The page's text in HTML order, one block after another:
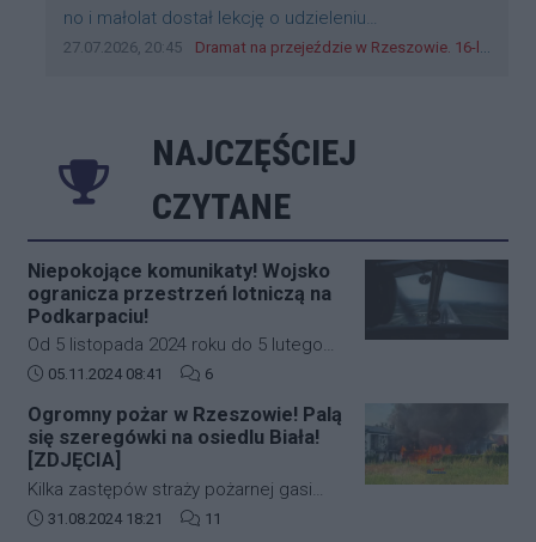
Treść komentarza:
no i małolat dostał lekcję o udzieleniu
pierwszeństwa
Data dodania komentarza:
27.07.2026, 20:45 Źródło komentarza:
Dramat na przejeździe w Rzeszowie. 16-latek na hulajnodze wjechał wprost pod szynobus
NAJCZĘŚCIEJ
CZYTANE
Niepokojące komunikaty! Wojsko
ogranicza przestrzeń lotniczą na
Podkarpaciu!
Od 5 listopada 2024 roku do 5 lutego
2025 roku w południowo-wschodniej
obowiązywać będą nowe, bardziej
restrykcyjne zasady dotyczące ruchu
lotniczego. Decyzja ta została podjęta
na wniosek Dowództwa Operacyjnego
Rodzajów Sił Zbrojnych i wprowadza
Data dodania artykułu:
05.11.2024 08:41 Liczba komentarzy artykułu:
6
Ogromny pożar w Rzeszowie! Palą
się szeregówki na osiedlu Biała!
[ZDJĘCIA]
Kilka zastępów straży pożarnej gasi
duży pożar budynków mieszkalnych w
Data dodania artykułu:
31.08.2024 18:21 Liczba komentarzy artykułu:
11